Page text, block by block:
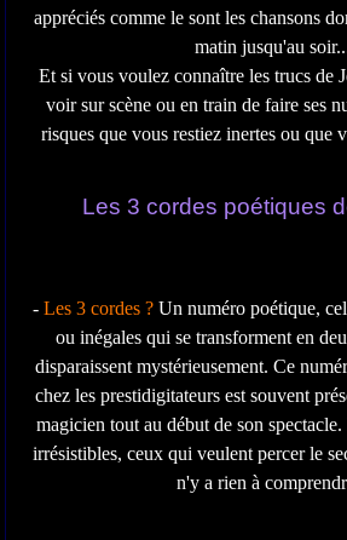
appréciés comme le sont les chansons
matin jusqu'au
Et si vous voulez connaître les trucs de
voir sur scène ou en train de faire ses
risques que vous restiez inertes ou que
Les 3 cordes poétiques
-Les 3 cordes ? Un numéro poétique,
ou inégales qui se transforment en
disparaissent mystérieusement. Ce
chez les prestidigitateurs est souvent
magicien tout au début de son
irrésistibles, ceux qui veulent percer le
n'y a rien à